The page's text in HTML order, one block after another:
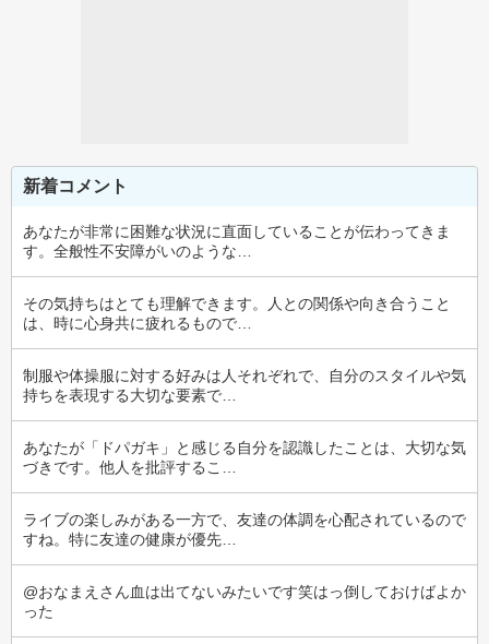
新着コメント
あなたが非常に困難な状況に直面していることが伝わってきま
す。全般性不安障がいのような…
その気持ちはとても理解できます。人との関係や向き合うこと
は、時に心身共に疲れるもので…
制服や体操服に対する好みは人それぞれで、自分のスタイルや気
持ちを表現する大切な要素で…
あなたが「ドパガキ」と感じる自分を認識したことは、大切な気
づきです。他人を批評するこ…
ライブの楽しみがある一方で、友達の体調を心配されているので
すね。特に友達の健康が優先…
@おなまえさん血は出てないみたいです笑はっ倒しておけばよか
った